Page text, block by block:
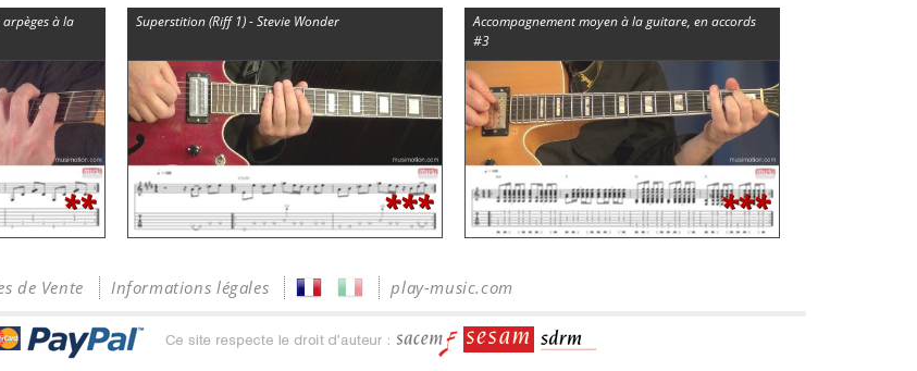
à la
**
Superstition (Riff 1) - Stevie Wonder
***
Accompagnement moyen à la guitare, en accords
#3
***
de Vente Informations légales play-music.com